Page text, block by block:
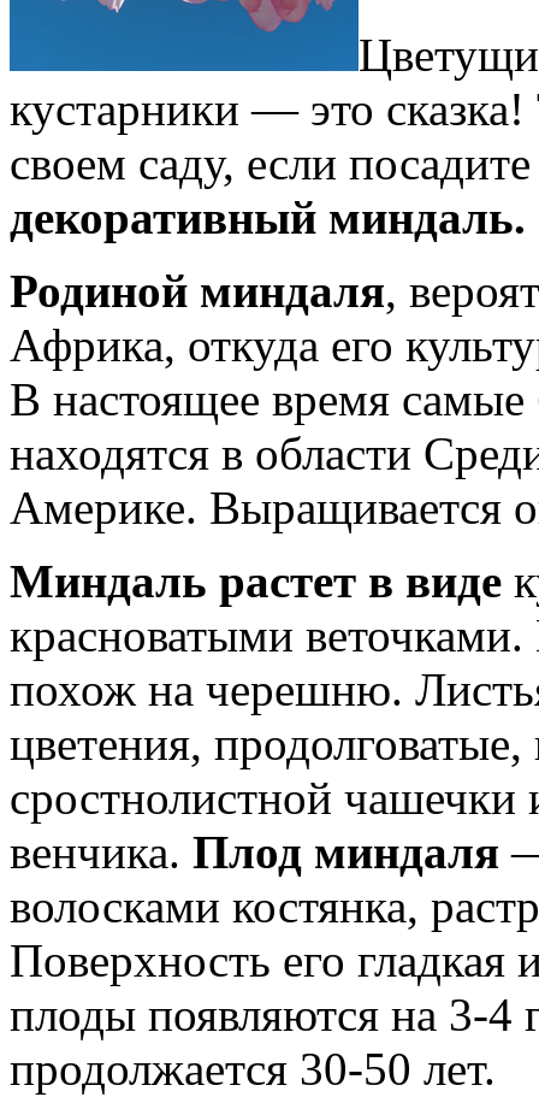
кустарники — это сказка!
своем саду, если
декоративный миндаль.
Родиной миндаля,
Африка, откуда его
В настоящее время
находятся в области
Америке. Выращивается
Миндаль растет в виде
красноватыми
похож на черешню.
цветения, продолговатые,
сростнолистной чашечки
венчика. Плод миндаля
волосками костянка,
Поверхность его
плоды появляются на 3-
продолжается 30-50 лет.